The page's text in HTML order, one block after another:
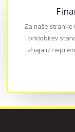
Za naše
pridobitev
izhaja iz